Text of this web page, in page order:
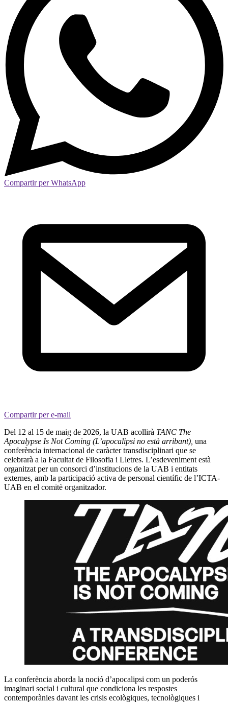
Compartir per WhatsApp
Compartir per e-mail
Del 12 al 15 de maig de 2026, la UAB acollirà TANC The
Apocalypse Is Not Coming (L’apocalipsi no està arribant), una
conferència internacional de caràcter transdisciplinari que se
celebrarà a la Facultat de Filosofia i Lletres. L’esdeveniment està
organitzat per un consorci d’institucions de la UAB i entitats
externes, amb la participació activa de personal científic de l’ICTA-
UAB en el comitè organitzador.
La conferència aborda la noció d’apocalipsi com un poderós
imaginari social i cultural que condiciona les respostes
contemporànies davant les crisis ecològiques, tecnològiques i